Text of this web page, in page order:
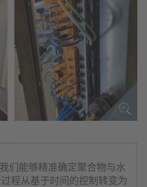
们能够精准确定聚合物与水
程从基于时间的控制转变为